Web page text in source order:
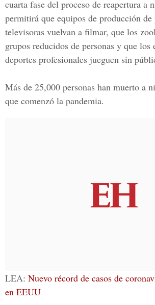
cuarta fase del proceso de reapertura a
permitirá que equipos de producción
televisoras vuelvan a filmar, que los
grupos reducidos de personas y que los
deportes profesionales jueguen sin
Más de 25,000 personas han muerto a
que comenzó la pandemia.
LEA: Nuevo récord de casos de
en EEUU